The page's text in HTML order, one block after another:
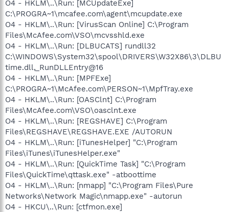
O4 - HKLM\..\Run: [MCUpdateExe]
C:\PROGRA~1\mcafee.com\agent\mcupdate.exe
O4 - HKLM\..\Run: [VirusScan Online] C:\Program
Files\McAfee.com\VSO\mcvsshld.exe
O4 - HKLM\..\Run: [DLBUCATS] rundll32
C:\WINDOWS\System32\spool\DRIVERS\W32X86\3\DLBU
time.dll,_RunDLLEntry@16
O4 - HKLM\..\Run: [MPFExe]
C:\PROGRA~1\McAfee.com\PERSON~1\MpfTray.exe
O4 - HKLM\..\Run: [OASClnt] C:\Program
Files\McAfee.com\VSO\oasclnt.exe
O4 - HKLM\..\Run: [REGSHAVE] C:\Program
Files\REGSHAVE\REGSHAVE.EXE /AUTORUN
O4 - HKLM\..\Run: [iTunesHelper] "C:\Program
Files\iTunes\iTunesHelper.exe"
O4 - HKLM\..\Run: [QuickTime Task] "C:\Program
Files\QuickTime\qttask.exe" -atboottime
O4 - HKLM\..\Run: [nmapp] "C:\Program Files\Pure
Networks\Network Magic\nmapp.exe" -autorun
O4 - HKCU\..\Run: [ctfmon.exe]